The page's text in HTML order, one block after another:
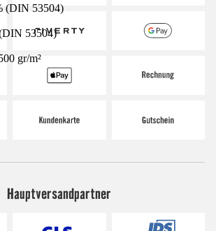
(DIN 53504)
53504)
gr/m²
Hauptversandpartner